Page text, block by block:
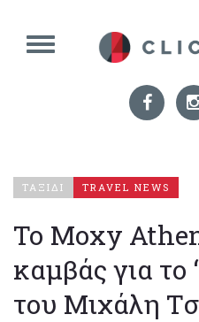
ΤΑΞΙΔΙ TRAVEL NEWS
Το Moxy
καμβάς για το
του Μιχάλη